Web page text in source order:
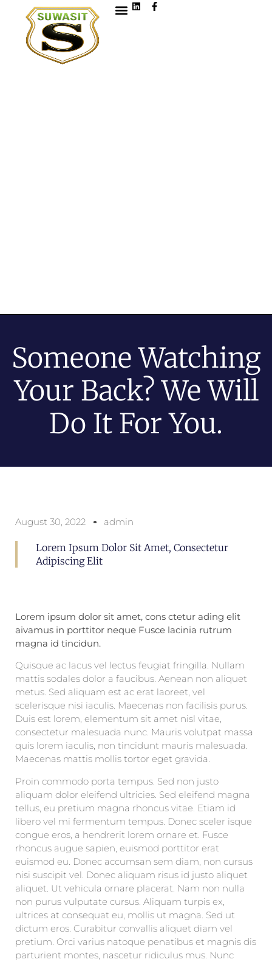
Someone Watching
Your Back? We Will
Do It For You.
August 30, 2022 admin
Lorem Ipsum Dolor Sit Amet, Consectetur
Adipiscing Elit
Lorem ipsum dolor sit amet, cons ctetur ading elit
aivamus in porttitor neque Fusce lacinia rutrum
magna id tincidun.
Quisque ac lacus vel lectus feugiat fringilla. Nullam
mattis sodales dolor a faucibus. Aenean non aliquet
metus. Sed aliquam est ac erat laoreet, vel
scelerisque nisi iaculis. Maecenas non facilisis purus.
Duis est lorem, elementum sit amet nisl vitae,
consectetur malesuada nunc. Mauris volutpat massa
quis lorem iaculis, non tincidunt mauris malesuada.
Maecenas mattis mollis tortor eget gravida.
Proin commodo porta tempus. Sed non justo
aliquam dolor eleifend ultricies. Sed eleifend magna
tellus, eu pretium magna rhoncus vitae. Etiam id
libero vel mi fermentum tempus. Donec sceler isque
congue eros, a hendrerit lorem ornare et. Fusce
rhoncus augue sapien, euismod porttitor erat
euismod eu. Donec accumsan sem diam, non cursus
nisi suscipit vel. Donec aliquam risus id justo aliquet
aliquet. Ut vehicula ornare placerat. Nam non nulla
non purus vulputate cursus. Aliquam turpis ex,
ultrices at consequat eu, mollis ut magna. Sed ut
dictum eros. Curabitur convallis aliquet diam vel
pretium. Orci varius natoque penatibus et magnis dis
parturient montes, nascetur ridiculus mus. Nunc